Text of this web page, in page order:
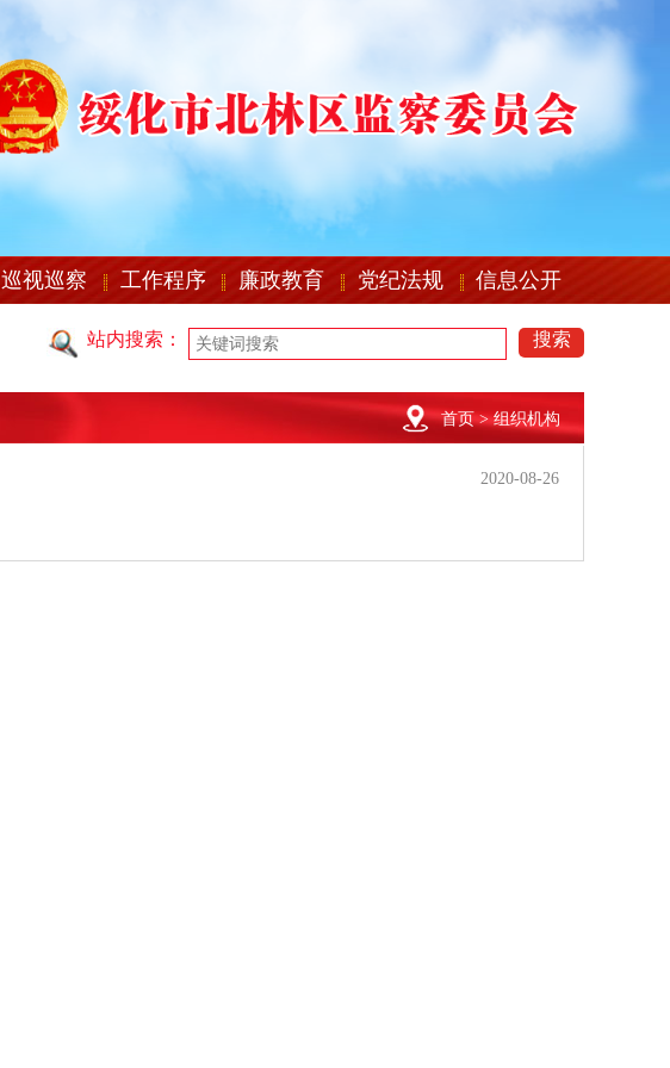
巡视巡察 工作程序 廉政教育 党纪法规 信息公开
站内搜索： 搜索
首页> 组织机构
2020-08-26